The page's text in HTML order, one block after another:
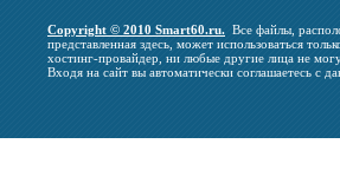
Copyright © 2010 Smart60.ru. Все файлы,
представленная здесь, может использоваться
хостинг-провайдер, ни любые другие лица не
Входя на сайт вы автоматически соглашаетесь с